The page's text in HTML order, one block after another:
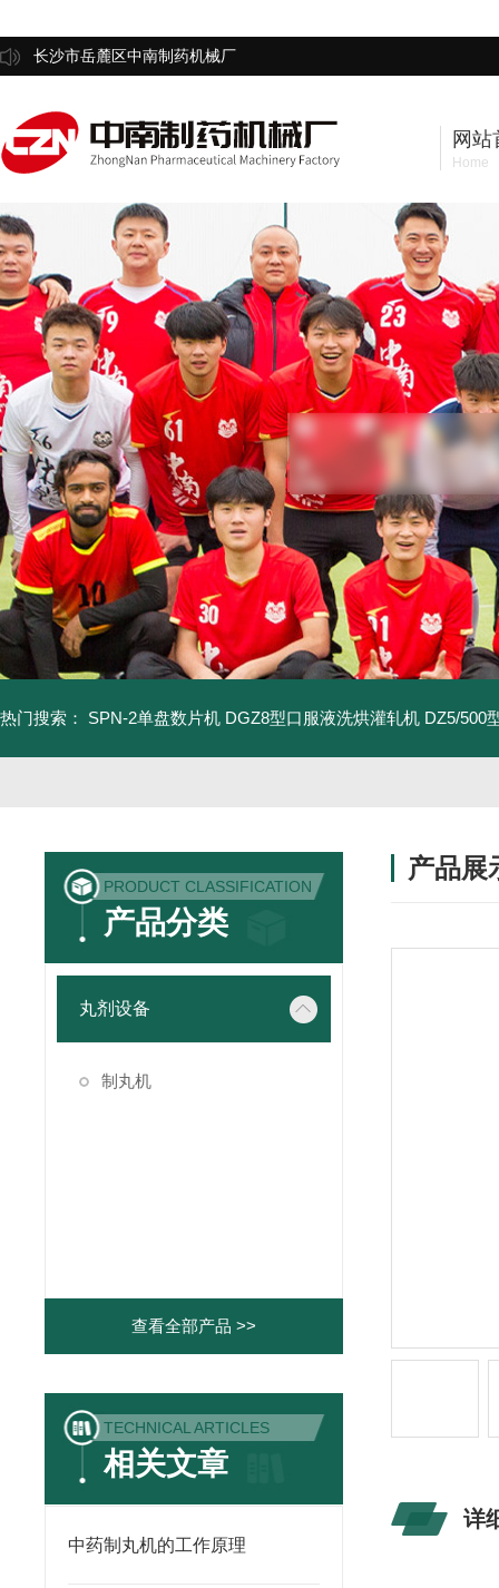
长沙市岳麓区中南制药机械厂
网站
Home
热门搜索： SPN-2单盘数片机 DGZ8型口服液洗烘灌轧机 DZ5/500
PRODUCT CLASSIFICATION
产品分类
丸剂设备
制丸机
查看全部产品 >>
TECHNICAL ARTICLES
相关文章
中药制丸机的工作原理
产品展
详